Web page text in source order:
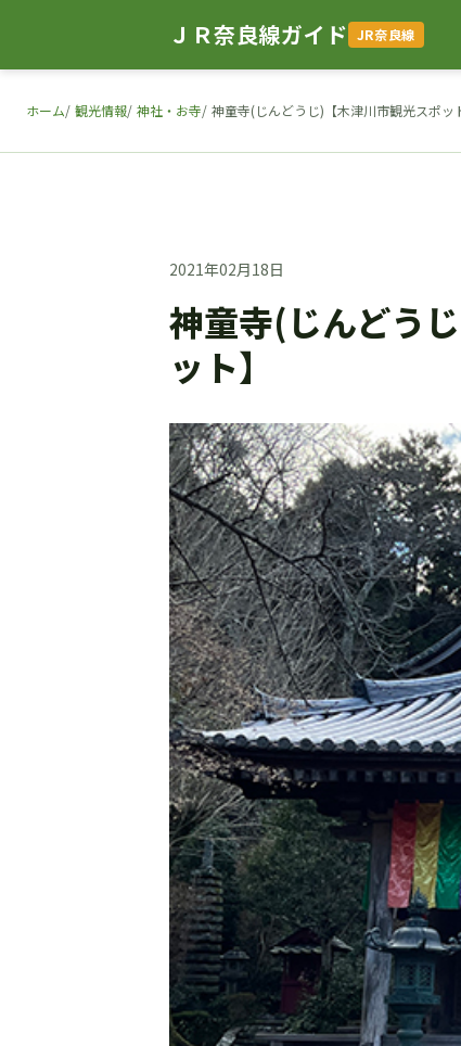
ＪＲ奈良線ガイド JR奈良線
ホーム 観光情報 神社・お寺 神童寺(じんどうじ)【木津川市観光スポッ
2021年02月18日
神童寺(じんどう
ット】